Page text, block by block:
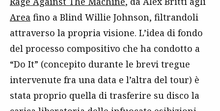
Area fino a Blind Willie Johnson, filtrandoli
attraverso la propria visione. L’idea di fondo
del processo compositivo che ha condotto a
“Do It” (concepito durante le brevi tregue
intervenute fra una data e l’altra del tour) è
stata proprio quella di trasferire su disco la